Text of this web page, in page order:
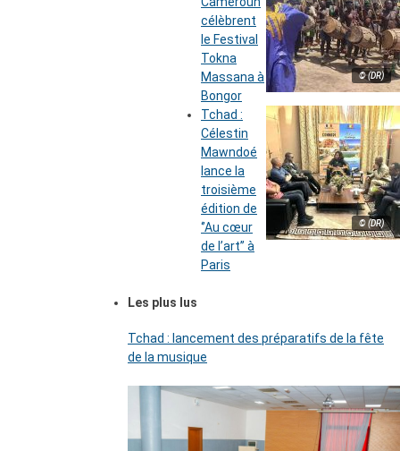
© (DR)
célèbrent
le Festival
Tokna
Massana à
Bongor
© (DR)
Tchad :
Célestin
Mawndoé
lance la
troisième
édition de
‘’Au cœur
de l’art’’ à
Paris
Les plus lus
Tchad : lancement des préparatifs de la fête
de la musique